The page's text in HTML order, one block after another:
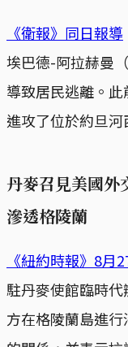
《衛報》同日報導
埃巴德-阿拉赫曼
導致居民逃離。
進攻了位於約旦
丹麥召見美國外
滲透格陵蘭
《紐約時報》8月
駐丹麥使館臨時
方在格陵蘭島進